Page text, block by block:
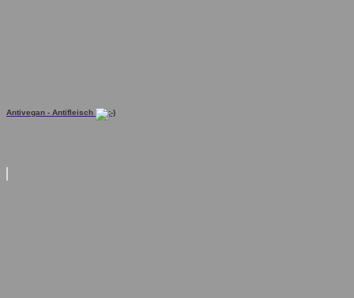
Antivegan - Antifleisch